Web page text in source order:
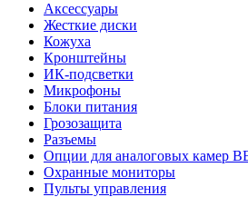
Аксессуары
Жесткие диски
Кожуха
Кронштейны
ИК-подсветки
Микрофоны
Блоки питания
Грозозащита
Разъемы
Опции для аналоговых камер
Охранные мониторы
Пульты управления